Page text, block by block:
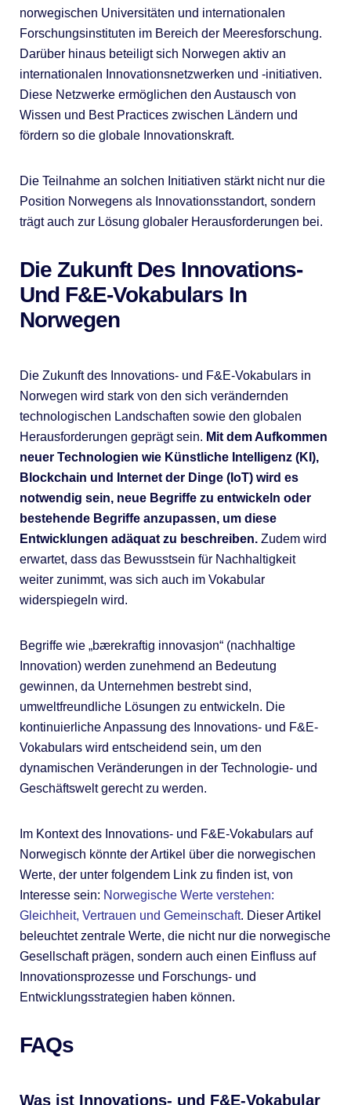
norwegischen Universitäten und internationalen
Forschungsinstituten im Bereich der Meeresforschung.
Darüber hinaus beteiligt sich Norwegen aktiv an
internationalen Innovationsnetzwerken und -initiativen.
Diese Netzwerke ermöglichen den Austausch von
Wissen und Best Practices zwischen Ländern und
fördern so die globale Innovationskraft.
Die Teilnahme an solchen Initiativen stärkt nicht nur die
Position Norwegens als Innovationsstandort, sondern
trägt auch zur Lösung globaler Herausforderungen bei.
Die Zukunft Des Innovations-
Und F&E-Vokabulars In
Norwegen
Die Zukunft des Innovations- und F&E-Vokabulars in
Norwegen wird stark von den sich verändernden
technologischen Landschaften sowie den globalen
Herausforderungen geprägt sein. Mit dem Aufkommen
neuer Technologien wie Künstliche Intelligenz (KI),
Blockchain und Internet der Dinge (IoT) wird es
notwendig sein, neue Begriffe zu entwickeln oder
bestehende Begriffe anzupassen, um diese
Entwicklungen adäquat zu beschreiben.Zudem wird
erwartet, dass das Bewusstsein für Nachhaltigkeit
weiter zunimmt, was sich auch im Vokabular
widerspiegeln wird.
Begriffe wie „bærekraftig innovasjon“ (nachhaltige
Innovation) werden zunehmend an Bedeutung
gewinnen, da Unternehmen bestrebt sind,
umweltfreundliche Lösungen zu entwickeln. Die
kontinuierliche Anpassung des Innovations- und F&E-
Vokabulars wird entscheidend sein, um den
dynamischen Veränderungen in der Technologie- und
Geschäftswelt gerecht zu werden.
Im Kontext des Innovations- und F&E-Vokabulars auf
Norwegisch könnte der Artikel über die norwegischen
Werte, der unter folgendem Link zu finden ist, von
Interesse sein: Norwegische Werte verstehen:
Gleichheit, Vertrauen und Gemeinschaft. Dieser Artikel
beleuchtet zentrale Werte, die nicht nur die norwegische
Gesellschaft prägen, sondern auch einen Einfluss auf
Innovationsprozesse und Forschungs- und
Entwicklungsstrategien haben können.
FAQs
Was ist Innovations- und F&E-Vokabular